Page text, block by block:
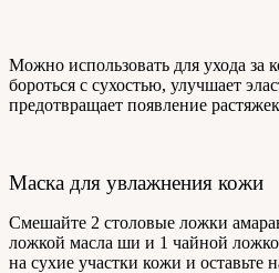
Можно использовать для ухода за
бороться с сухостью, улучшает
предотвращает появление
Маска для увлажнения кожи
Смешайте 2 столовые ложки
ложкой масла ши и 1 чайной
на сухие участки кожи и оставьте